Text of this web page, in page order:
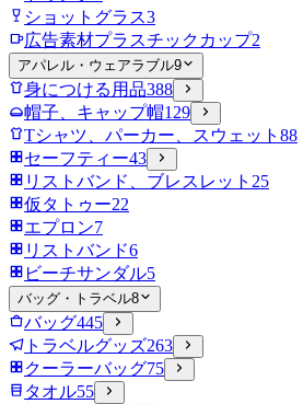
ショットグラス3
広告素材プラスチックカップ2
アパレル・ウェアラブル9
身につける用品388
帽子、キャップ帽129
Tシャツ、パーカー、スウェット 88
セーフティー43
リストバンド、ブレスレット 25
仮タトゥー22
エプロン7
リストバンド6
ビーチサンダル5
バッグ・トラベル8
バッグ445
トラベルグッズ263
クーラーバッグ75
タオル55